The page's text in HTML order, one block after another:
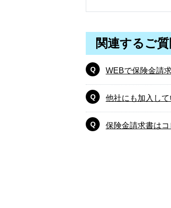
関連するご質
WEBで保険金請
他社にも加入し
保険金請求書は